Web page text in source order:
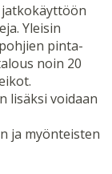
Yleisin
pinta-
noin 20
lisäksi voidaan
ja myönteisten